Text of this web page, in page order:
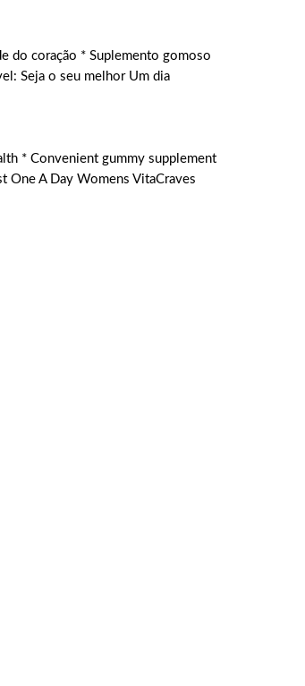
do coração * Suplemento gomoso
Seja o seu melhor Um dia
* Convenient gummy supplement
One A Day Womens VitaCraves